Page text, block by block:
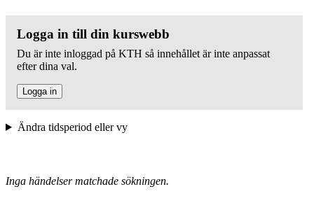
Logga in till din kurswebb
Du är inte inloggad på KTH så innehållet är inte anpassat
efter dina val.
Logga in
Ändra tidsperiod eller vy
Inga händelser matchade sökningen.